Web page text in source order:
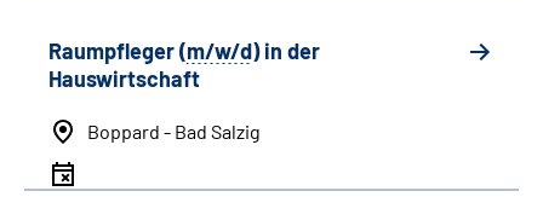
Raumpfleger (m/w/d) in der
Hauswirtschaft
Boppard - Bad Salzig